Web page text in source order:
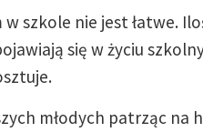
szkole nie jest łatwe.
się w życiu
młodych patrząc na